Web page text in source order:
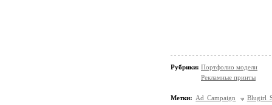
Рубрики: Портфолио модели
Рекламные принты
Метки: Ad Campaign
Blugirl